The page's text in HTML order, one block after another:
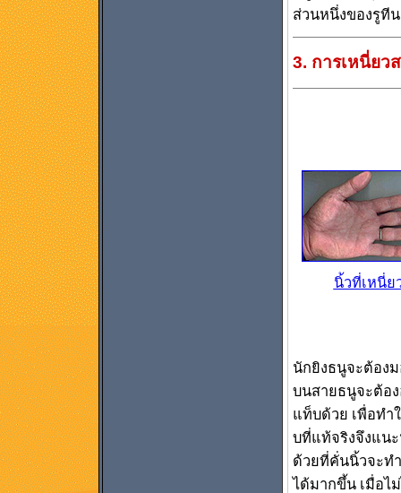
ส่วนหนึ่งของรูที
3. การเหนี่ยว
นิ้วที่เหนี่ย
นักยิงธนูจะต้อง
บนสายธนูจะต้อ
แท็บด้วย เพื่อทำ
บที่แท้จริงจึงแนะ
ด้วยที่คั่นนิ้วจะท
ได้มากขึ้น เมื่อไ